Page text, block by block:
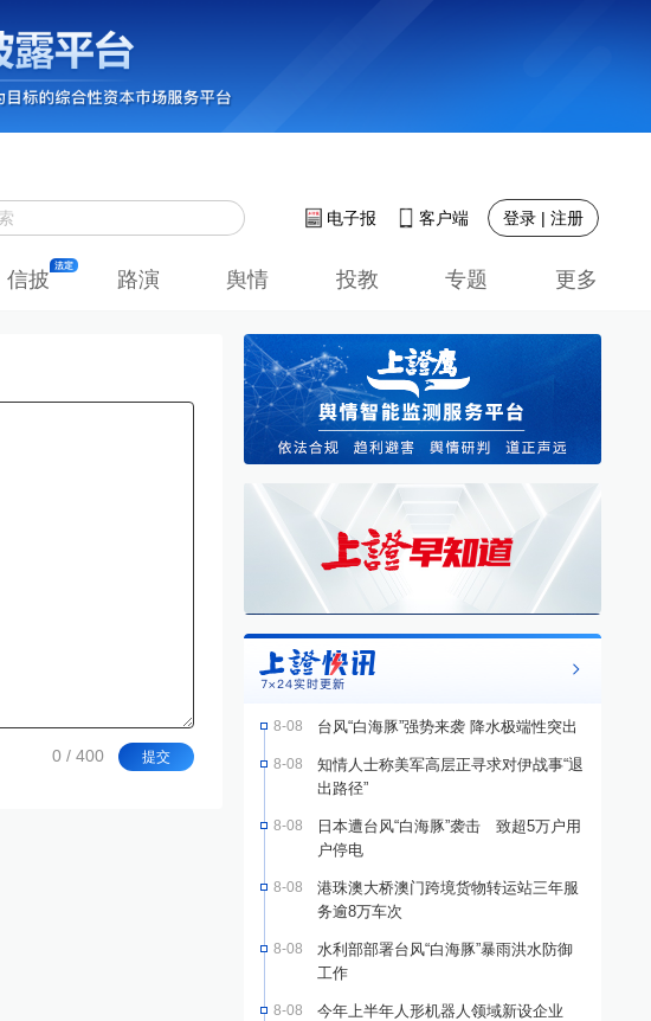
电子报 客户端 登录 | 注册
信披 路演 舆情 投教 专题 更多
提交
8-08 台风“白海豚”强势来袭 降水极端性突出
8-08
知情人士称美军高层正寻求对伊战事“退
出路径”
8-08
日本遭台风“白海豚”袭击 致超5万户用
户停电
8-08
港珠澳大桥澳门跨境货物转运站三年服
务逾8万车次
8-08
水利部部署台风“白海豚”暴雨洪水防御
工作
8-08
今年上半年人形机器人领域新设企业